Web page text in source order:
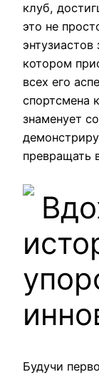
клуб,
это не
котором
всех его
спортсмена
знаменует
превращать
Будучи